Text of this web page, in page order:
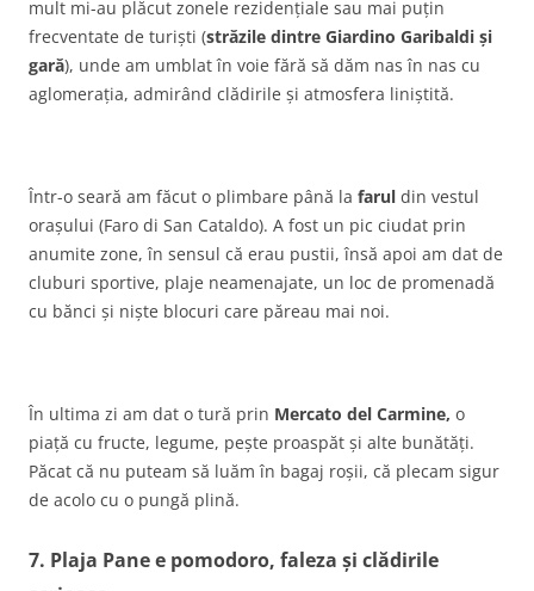
mult mi-au plăcut zonele rezidențiale sau mai puțin
frecventate de turiști (străzile dintre Giardino Garibaldi și
gară), unde am umblat în voie fără să dăm nas în nas cu
aglomerația, admirând clădirile și atmosfera liniștită.
Într-o seară am făcut o plimbare până la farul din vestul
orașului (Faro di San Cataldo). A fost un pic ciudat prin
anumite zone, în sensul că erau pustii, însă apoi am dat de
cluburi sportive, plaje neamenajate, un loc de promenadă
cu bănci și niște blocuri care păreau mai noi.
În ultima zi am dat o tură prin Mercato del Carmine, o
piață cu fructe, legume, pește proaspăt și alte bunătăți.
Păcat că nu puteam să luăm în bagaj roșii, că plecam sigur
de acolo cu o pungă plină.
7. Plaja Pane e pomodoro, faleza și clădirile